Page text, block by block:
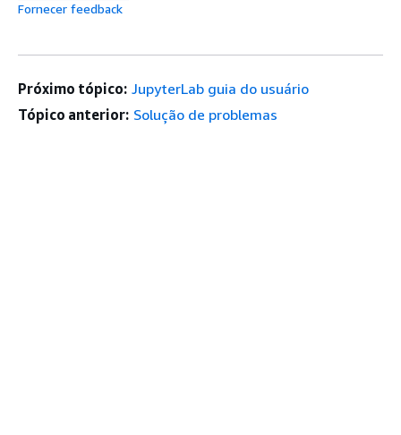
Fornecer feedback
Próximo tópico: JupyterLab guia do usuário
Tópico anterior: Solução de problemas